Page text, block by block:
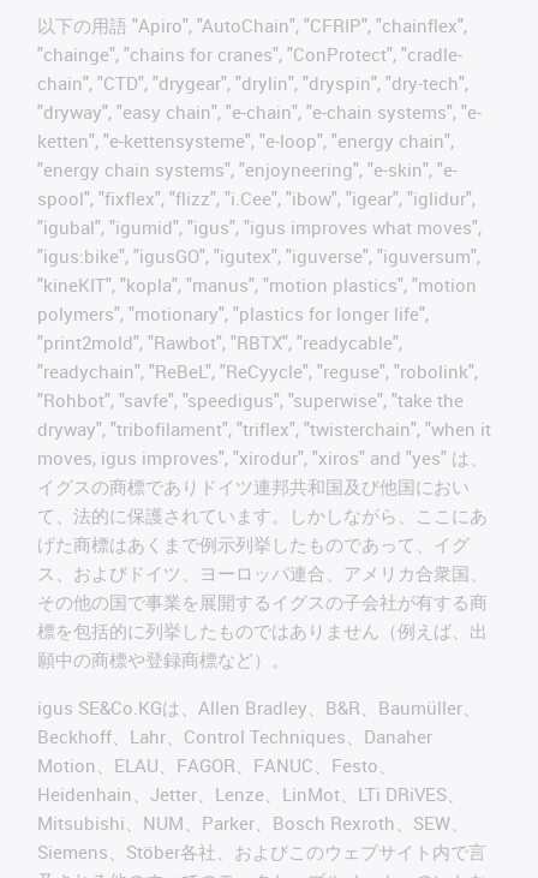
以下の用語 "Apiro", "AutoChain", "CFRIP", "chainflex",
"chainge", "chains for cranes", "ConProtect", "cradle-
chain", "CTD", "drygear", "drylin", "dryspin", "dry-tech",
"dryway", "easy chain", "e-chain", "e-chain systems", "e-
ketten", "e-kettensysteme", "e-loop", "energy chain",
"energy chain systems", "enjoyneering", "e-skin", "e-
spool", "fixflex", "flizz", "i.Cee", "ibow", "igear", "iglidur",
"igubal", "igumid", "igus", "igus improves what moves",
"igus:bike", "igusGO", "igutex", "iguverse", "iguversum",
"kineKIT", "kopla", "manus", "motion plastics", "motion
polymers", "motionary", "plastics for longer life",
"print2mold", "Rawbot", "RBTX", "readycable",
"readychain", "ReBeL", "ReCyycle", "reguse", "robolink",
"Rohbot", "savfe", "speedigus", "superwise", "take the
dryway", "tribofilament", "triflex", "twisterchain", "when it
moves, igus improves", "xirodur", "xiros" and "yes" は、
イグスの商標でありドイツ連邦共和国及び他国におい
て、法的に保護されています。しかしながら、ここにあ
げた商標はあくまで例示列挙したものであって、イグ
ス、およびドイツ、ヨーロッパ連合、アメリカ合衆国、
その他の国で事業を展開するイグスの子会社が有する商
標を包括的に列挙したものではありません（例えば、出
願中の商標や登録商標など）。
igus SE&Co.KGは、Allen Bradley、B&R、Baumüller、
Beckhoff、Lahr、Control Techniques、Danaher
Motion、ELAU、FAGOR、FANUC、Festo、
Heidenhain、Jetter、Lenze、LinMot、LTi DRiVES、
Mitsubishi、NUM、Parker、Bosch Rexroth、SEW、
Siemens、Stöber各社、およびこのウェブサイト内で言